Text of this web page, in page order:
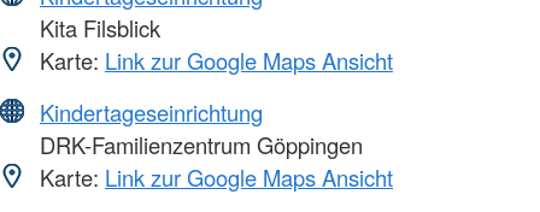
Kita Filsblick
Karte: Link zur Google Maps Ansicht
Kindertageseinrichtung
DRK-Familienzentrum Göppingen
Karte: Link zur Google Maps Ansicht